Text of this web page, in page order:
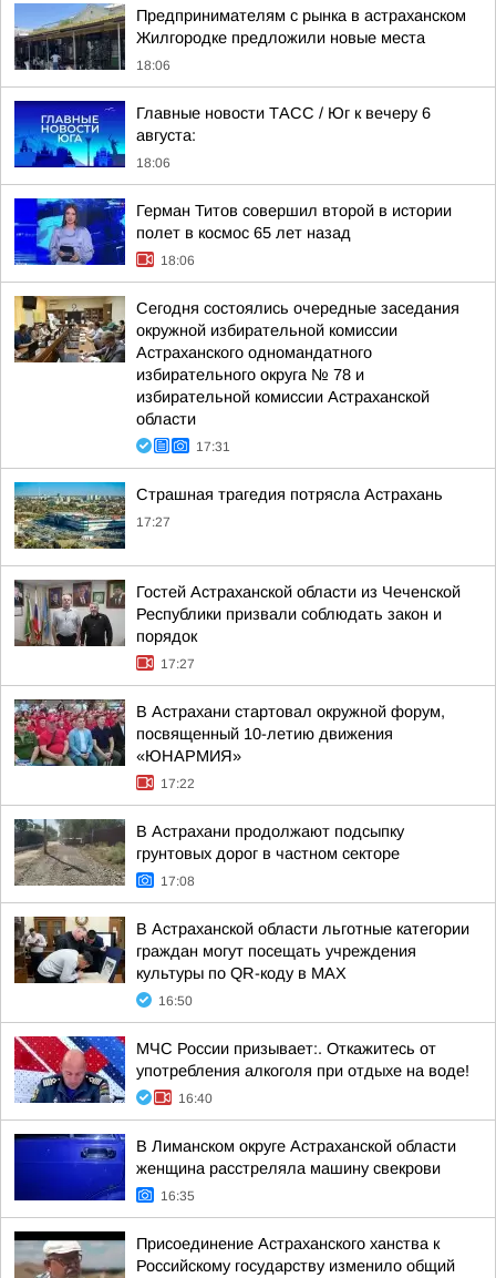
Предпринимателям с рынка в астраханском
Жилгородке предложили новые места
18:06
Главные новости ТАСС / Юг к вечеру 6
августа:
18:06
Герман Титов совершил второй в истории
полет в космос 65 лет назад
18:06
Сегодня состоялись очередные заседания
окружной избирательной комиссии
Астраханского одномандатного
избирательного округа № 78 и
избирательной комиссии Астраханской
области
17:31
Страшная трагедия потрясла Астрахань
17:27
Гостей Астраханской области из Чеченской
Республики призвали соблюдать закон и
порядок
17:27
В Астрахани стартовал окружной форум,
посвященный 10-летию движения
«ЮНАРМИЯ»
17:22
В Астрахани продолжают подсыпку
грунтовых дорог в частном секторе
17:08
В Астраханской области льготные категории
граждан могут посещать учреждения
культуры по QR-коду в МАХ
16:50
МЧС России призывает:. Откажитесь от
употребления алкоголя при отдыхе на воде!
16:40
В Лиманском округе Астраханской области
женщина расстреляла машину свекрови
16:35
Присоединение Астраханского ханства к
Российскому государству изменило общий